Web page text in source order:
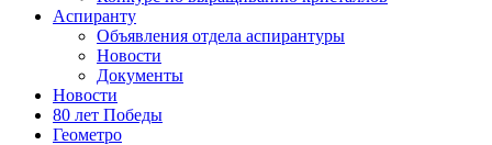
Аспиранту
Объявления отдела аспирантуры
Новости
Документы
Новости
80 лет Победы
Геометро